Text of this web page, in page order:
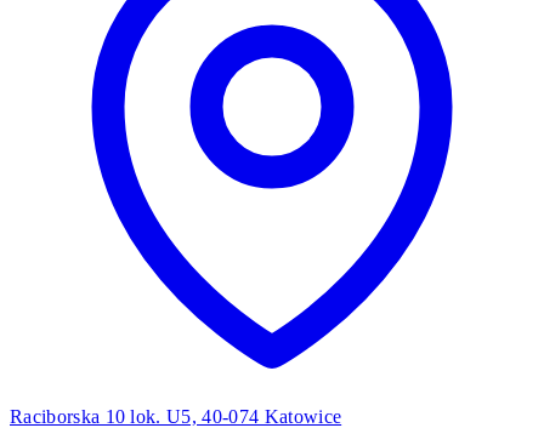
Raciborska 10 lok. U5, 40-074 Katowice